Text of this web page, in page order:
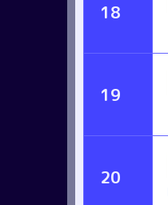
18
19
20